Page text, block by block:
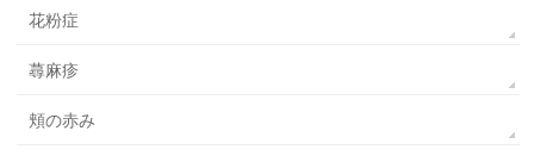
花粉症
蕁麻疹
頬の赤み